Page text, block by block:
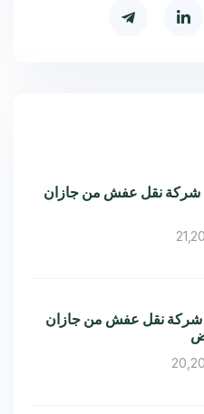
افضل 13 شركة نقل عفش من جازان
افضل 11 شركة نقل عفش من جازان